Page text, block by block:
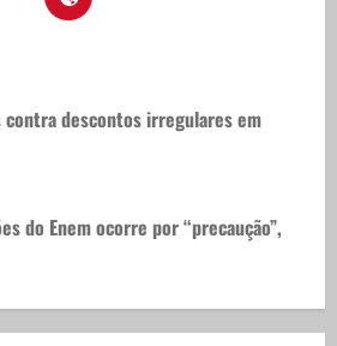
contra descontos irregulares em
do Enem ocorre por “precaução”,